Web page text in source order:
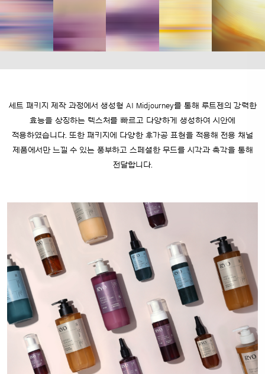
세트 패키지 제작 과정에서 생성형 AI Midjourney를 통해 루트젠의 강력한
효능을 상징하는 텍스처를 빠르고 다양하게 생성하여 시안에
적용하였습니다. 또한 패키지에 다양한 후가공 표현을 적용해 전용 채널
제품에서만 느낄 수 있는풍부하고 스페셜한 무드를 시각과 촉각을 통해
전달합니다.